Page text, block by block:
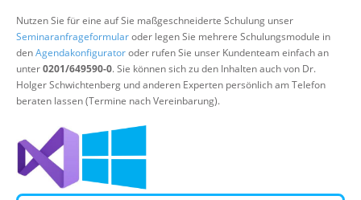
Nutzen Sie für eine auf Sie maßgeschneiderte Schulung unser
Seminaranfrageformularoder legen Sie mehrere Schulungsmodule in
denAgendakonfiguratoroder rufen Sie unser Kundenteam einfach an
unter0201/649590-0. Sie können sich zu den Inhalten auch von Dr.
Holger Schwichtenberg und anderen Experten persönlich am Telefon
beraten lassen (Termine nach Vereinbarung).